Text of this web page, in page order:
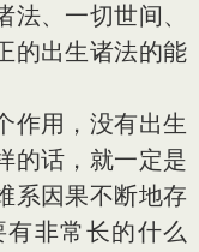
、一切世间、
的出生诸法的能
作用，没有出生
的话，就一定是
系因果不断地存
非常长的什么